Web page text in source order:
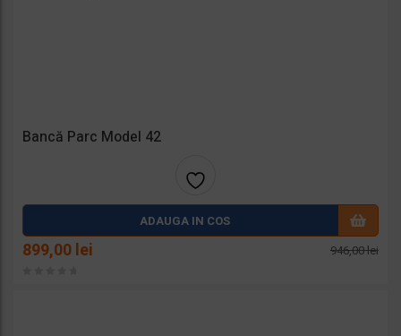
Bancă Parc Model 42
Adaug
ADAUGA IN COS
946,00lei
Prețul
899,00lei